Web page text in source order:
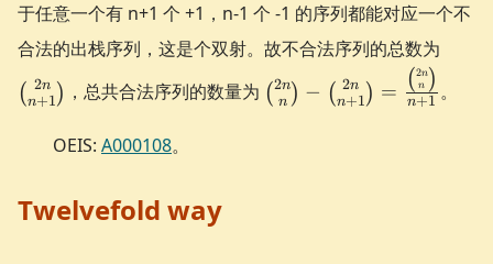
于任意一个有 n+1 个 +1，n-1 个 -1 的序列都能对应一个不
合法的出栈序列，这是个双射。故不合法序列的总数为
( n+1
2n ) ，总共合法序列的数量为
\binom{2n}{n} -
\binom{2n}{n+1}
( n
2n) − ( n+1
2n ) = n+1
( n
2n) 。
OEIS: A000108。
Twelvefold way